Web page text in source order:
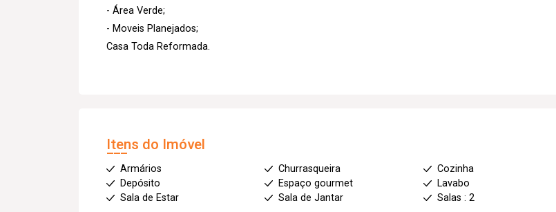
- Área Verde;
- Moveis Planejados;
Casa Toda Reformada.
Itens do Imóvel
Armários Churrasqueira
Cozinha
Depósito
Espaço gourmet
Lavabo
Sala de Estar
Sala de Jantar Salas : 2